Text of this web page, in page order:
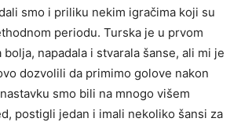
smo i priliku nekim igračima koji su
periodu. Turska je u prvom
napadala i stvarala šanse, ali mi je
dozvolili da primimo golove nakon
smo bili na mnogo višem
postigli jedan i imali nekoliko šansi za